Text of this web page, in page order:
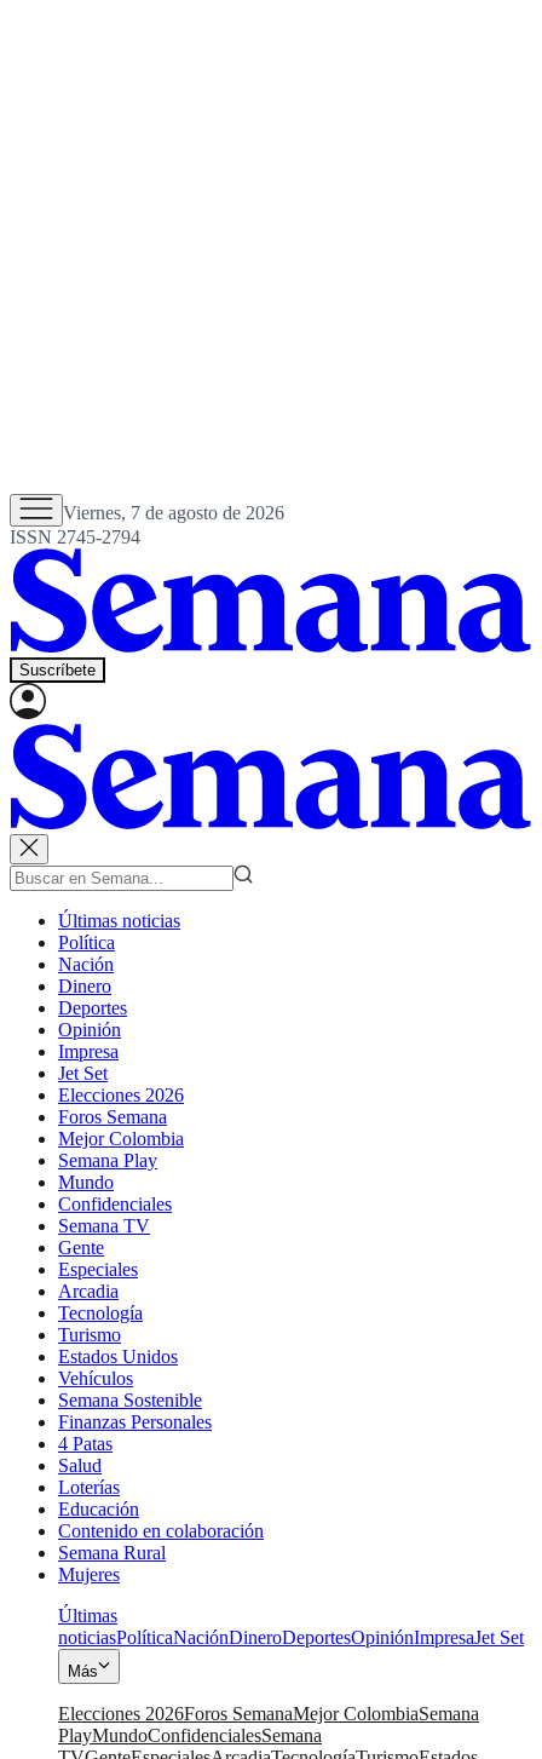
Viernes, 7 de agosto de 2026
ISSN 2745-2794
Suscríbete
Últimas noticias
Política
Nación
Dinero
Deportes
Opinión
Impresa
Jet Set
Elecciones 2026
Foros Semana
Mejor Colombia
Semana Play
Mundo
Confidenciales
Semana TV
Gente
Especiales
Arcadia
Tecnología
Turismo
Estados Unidos
Vehículos
Semana Sostenible
Finanzas Personales
4 Patas
Salud
Loterías
Educación
Contenido en colaboración
Semana Rural
Mujeres
Últimas
noticiasPolíticaNaciónDineroDeportesOpiniónImpresaJet Set
Más
Elecciones 2026Foros SemanaMejor ColombiaSemana
PlayMundoConfidencialesSemana